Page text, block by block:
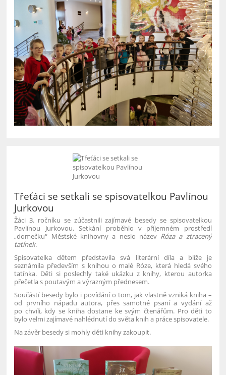
Třeťáci se setkali se spisovatelkou Pavlínou
Jurkovou
Žáci 3. ročníku se zúčastnili zajímavé besedy se spisovatelkou
Pavlínou Jurkovou. Setkání proběhlo v příjemném prostředí
„domečku“ Městské knihovny a neslo název Róza a ztracený
tatínek.
Spisovatelka dětem představila svá literární díla a blíže je
seznámila především s knihou o malé Róze, která hledá svého
tatínka. Děti si poslechly také ukázku z knihy, kterou autorka
přečetla s poutavým a výrazným přednesem.
Součástí besedy bylo i povídání o tom, jak vlastně vzniká kniha –
od prvního nápadu autora, přes samotné psaní a vydání až
po chvíli, kdy se kniha dostane ke svým čtenářům. Pro děti to
bylo velmi zajímavé nahlédnutí do světa knih a práce spisovatele.
Na závěr besedy si mohly děti knihy zakoupit.